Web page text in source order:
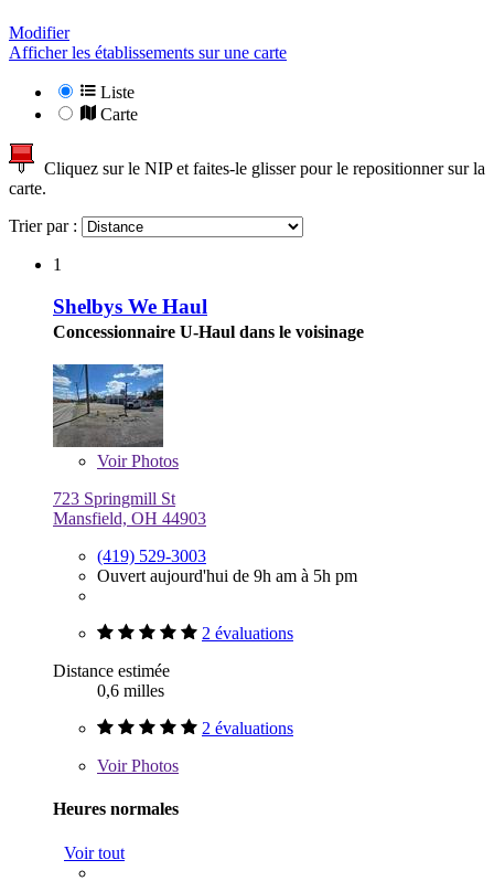
Modifier
Afficher les établissements sur une carte
Liste
Carte
Cliquez sur le NIP et faites-le glisser pour le repositionner sur la
carte.
Trier par :
1
Shelbys We Haul
Concessionnaire U-Haul dans le voisinage
VoirPhotos
723 Springmill St
Mansfield, OH 44903
(419) 529-3003
Ouvert aujourd'hui de 9h am à 5h pm
2 évaluations
Distance estimée
0,6 milles
2 évaluations
VoirPhotos
Heures normales
Voir tout